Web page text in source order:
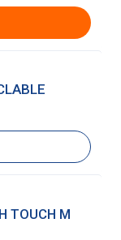
TOUCH M